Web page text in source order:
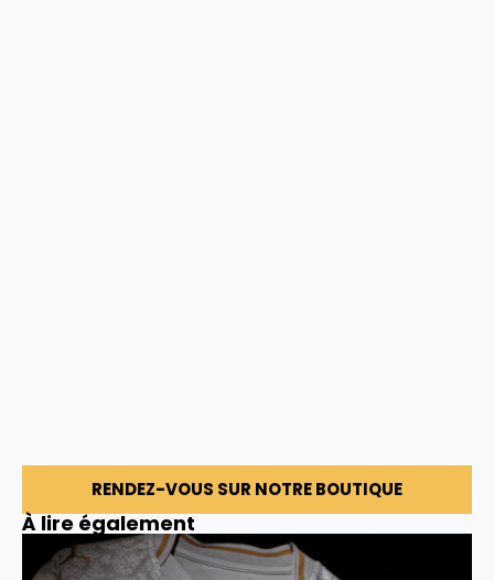
RENDEZ-VOUS SUR NOTRE BOUTIQUE
À lire également